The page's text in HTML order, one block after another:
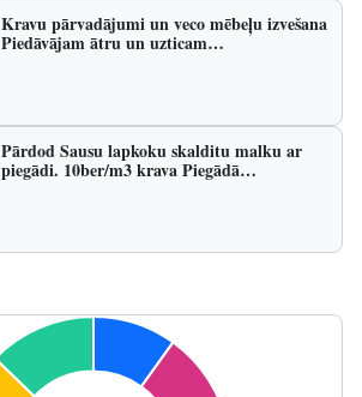
Kravu pārvadājumi un veco mēbeļu izvešana
Piedāvājam ātru un uzticam…
Pārdod Sausu lapkoku skalditu malku ar
piegādi. 10ber/m3 krava Piegādā…